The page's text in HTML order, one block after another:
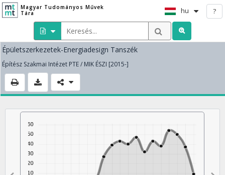
Magyar Tudományos Művek
Tára
hu ?
Épületszerkezetek-Energiadesign Tanszék
Építész Szakmai Intézet PTE / MIK ÉSZI [2015-]